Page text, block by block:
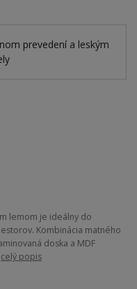
lemom je ideálny do
Kombinácia matného
doska a MDF
celý popis